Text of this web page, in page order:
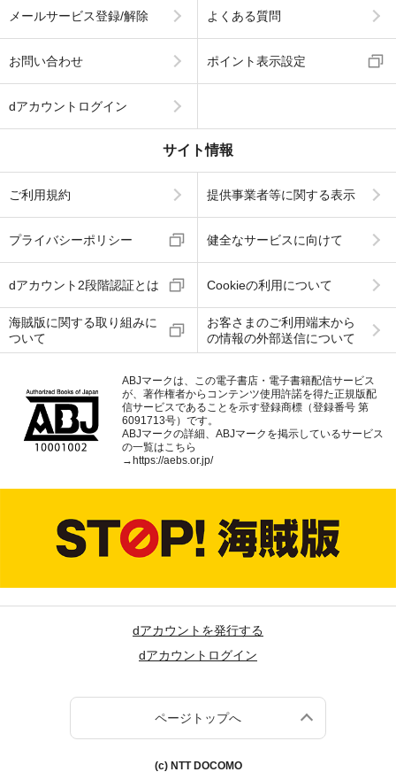
メールサービス登録/解除 よくある質問
お問い合わせ ポイント表示設定
dアカウントログイン
サイト情報
ご利用規約 提供事業者等に関する表示
プライバシーポリシー 健全なサービスに向けて
dアカウント2段階認証とは Cookieの利用について
海賊版に関する取り組みに
ついて
お客さまのご利用端末から
の情報の外部送信について
ABJマークは、この電子書店・電子書籍配信サービス
が、著作権者からコンテンツ使用許諾を得た正規版配
信サービスであることを示す登録商標（登録番号 第
6091713号）です。
ABJマークの詳細、ABJマークを掲示しているサービス
の一覧はこちら
→https://aebs.or.jp/
dアカウントを発行する
dアカウントログイン
ページトップへ
(c) NTT DOCOMO